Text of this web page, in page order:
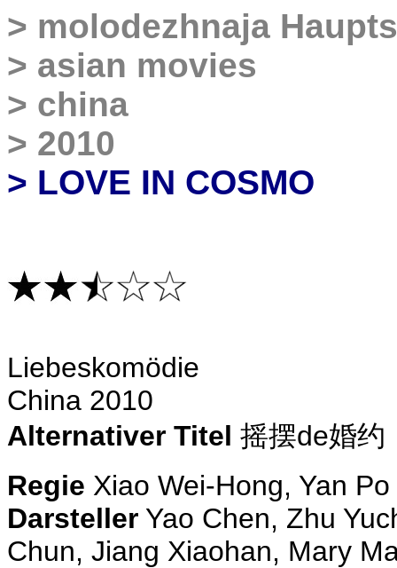
> molodezhnaja
> asian movies
> china
> 2010
> LOVE IN COSMO
Liebeskomödie
China 2010
Alternativer Titel 摇摆de婚约
Regie Xiao Wei-Hong, Yan Po
Darsteller Yao Chen, Zhu
Chun, Jiang Xiaohan, Mary